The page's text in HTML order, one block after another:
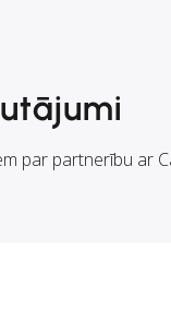
par partnerību ar